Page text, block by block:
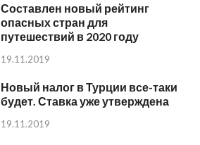
Составлен новый рейтинг
опасных стран для
путешествий в 2020 году
19.11.2019
Новый налог в Турции все-таки
будет. Ставка уже утверждена
19.11.2019